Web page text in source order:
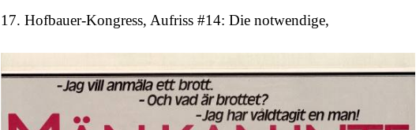
17. Hofbauer-Kongress, Aufriss #14: Die notwendige,